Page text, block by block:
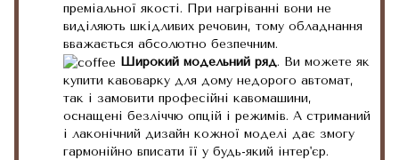
преміальної якості. При нагріванні вони не
виділяють шкідливих речовин, тому обладнання
вважається абсолютно безпечним.
Широкий модельний ряд. Ви можете як
купити кавоварку для дому недорого автомат,
так і замовити професійні кавомашини,
оснащені безліччю опцій і режимів. А стриманий
і лаконічний дизайн кожної моделі дає змогу
гармонійно вписати її у будь-який інтер'єр.